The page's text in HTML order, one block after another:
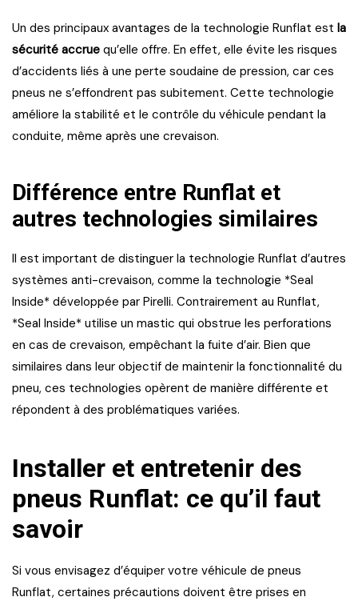
Un des principaux avantages de la technologie Runflat est la
sécurité accrue qu’elle offre. En effet, elle évite les risques
d’accidents liés à une perte soudaine de pression, car ces
pneus ne s’effondrent pas subitement. Cette technologie
améliore la stabilité et le contrôle du véhicule pendant la
conduite, même après une crevaison.
Différence entre Runflat et
autres technologies similaires
Il est important de distinguer la technologie Runflat d’autres
systèmes anti-crevaison, comme la technologie *Seal
Inside* développée par Pirelli. Contrairement au Runflat,
*Seal Inside* utilise un mastic qui obstrue les perforations
en cas de crevaison, empêchant la fuite d’air. Bien que
similaires dans leur objectif de maintenir la fonctionnalité du
pneu, ces technologies opèrent de manière différente et
répondent à des problématiques variées.
Installer et entretenir des
pneus Runflat: ce qu’il faut
savoir
Si vous envisagez d’équiper votre véhicule de pneus
Runflat, certaines précautions doivent être prises en